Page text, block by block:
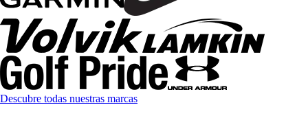
Descubre todas nuestras marcas